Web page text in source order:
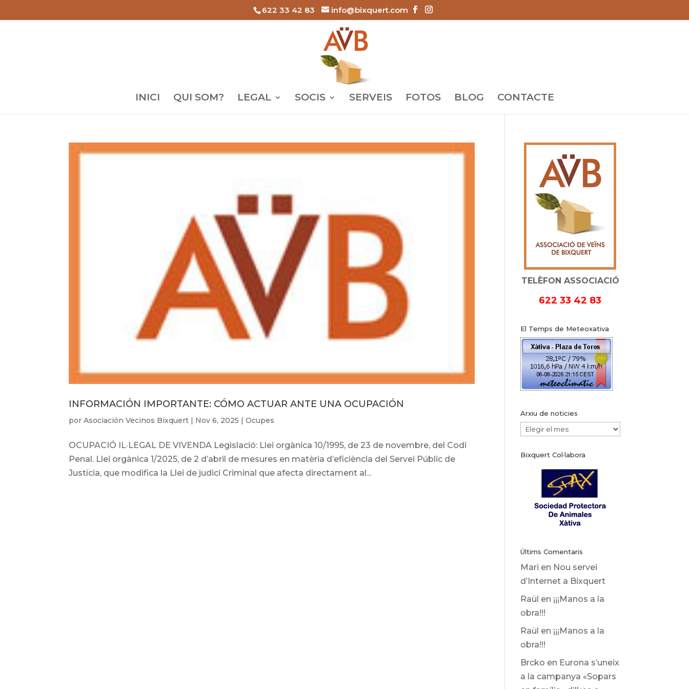
622 33 42 83 info@bixquert.com
INICI QUI SOM? LEGAL SOCIS SERVEIS FOTOS BLOG CONTACTE
INFORMACIÓN IMPORTANTE: CÓMO ACTUAR ANTE UNA OCUPACIÓN
porAsociación Vecinos Bixquert | Nov 6, 2025 |Ocupes
OCUPACIÓ IL·LEGAL DE VIVENDA Legislació: Llei orgànica 10/1995, de 23 de novembre, del Codi
Penal. Llei orgànica 1/2025, de 2 d’abril de mesures en matèria d’eficiència del Servei Públic de
Justícia, que modifica la Llei de judici Criminal que afecta directament al...
TELÈFON ASSOCIACIÓ
622 33 42 83
El Temps de Meteoxativa
Arxiu de noticies
Arxiu
noticies
Bixquert Col·labora
Últims Comentaris
Mari en Nou servei
d’Internet a Bixquert
Raül en ¡¡¡Manos a la
obra!!!
Raül en ¡¡¡Manos a la
obra!!!
Brcko en Eurona s’uneix
a la campanya «Sopars